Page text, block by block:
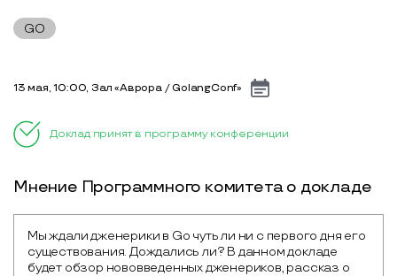
GO
13 мая, 10:00, Зал «Аврора / GolangConf»
Доклад принят в программу конференции
Мнение Программного комитета о докладе
Мы ждали дженерики в Go чуть ли ни с первого дня его
существования. Дождались ли? В данном докладе
будет обзор нововведенных дженериков, рассказ о